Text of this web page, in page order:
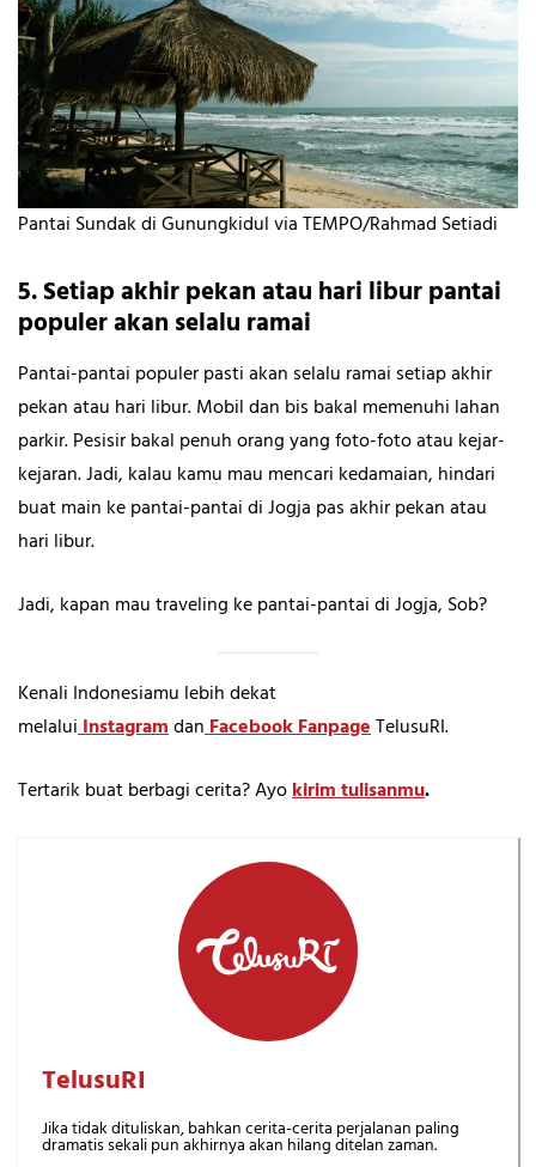
Pantai Sundak di Gunungkidul via TEMPO/Rahmad Setiadi
5. Setiap akhir pekan atau hari libur pantai
populer akan selalu ramai
Pantai-pantai populer pasti akan selalu ramai setiap akhir
pekan atau hari libur. Mobil dan bis bakal memenuhi lahan
parkir. Pesisir bakal penuh orang yang foto-foto atau kejar-
kejaran. Jadi, kalau kamu mau mencari kedamaian, hindari
buat main ke pantai-pantai di Jogja pas akhir pekan atau
hari libur.
Jadi, kapan mau traveling ke pantai-pantai di Jogja, Sob?
Kenali Indonesiamu lebih dekat
melaluiInstagramdanFacebook FanpageTelusuRI.
Tertarik buat berbagi cerita? Ayokirim tulisanmu.
TelusuRI
Jika tidak dituliskan, bahkan cerita-cerita perjalanan paling
dramatis sekali pun akhirnya akan hilang ditelan zaman.